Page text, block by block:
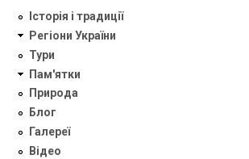
Історія і традиції
Регіони України
Тури
Пам'ятки
Природа
Блог
Галереї
Відео